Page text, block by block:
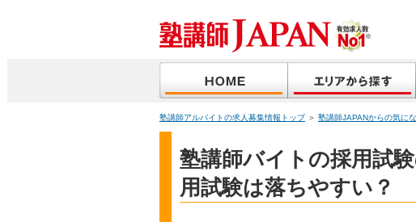
塾講師アルバイトの求人募集情報トップ＞ 塾講師JAPANからの気に
塾講師バイトの採用試
用試験は落ちやすい？